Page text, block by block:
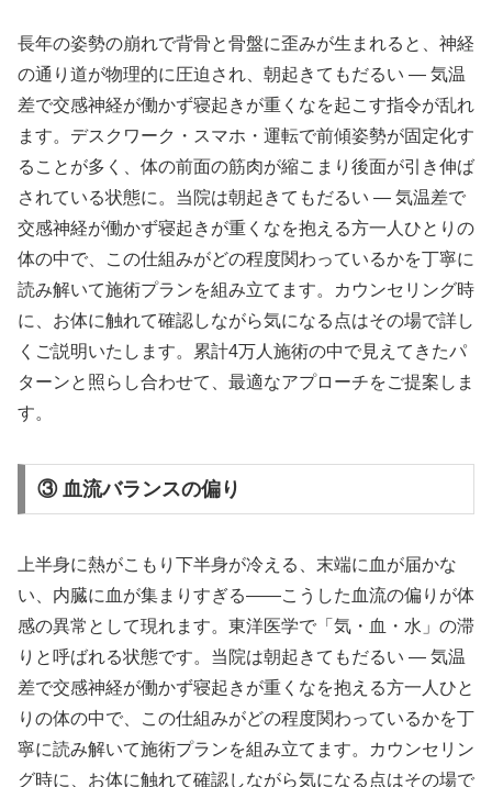
長年の姿勢の崩れで背骨と骨盤に歪みが生まれると、神経
の通り道が物理的に圧迫され、朝起きてもだるい ― 気温
差で交感神経が働かず寝起きが重くなを起こす指令が乱れ
ます。デスクワーク・スマホ・運転で前傾姿勢が固定化す
ることが多く、体の前面の筋肉が縮こまり後面が引き伸ば
されている状態に。当院は朝起きてもだるい ― 気温差で
交感神経が働かず寝起きが重くなを抱える方一人ひとりの
体の中で、この仕組みがどの程度関わっているかを丁寧に
読み解いて施術プランを組み立てます。カウンセリング時
に、お体に触れて確認しながら気になる点はその場で詳し
くご説明いたします。累計4万人施術の中で見えてきたパ
ターンと照らし合わせて、最適なアプローチをご提案しま
す。
③ 血流バランスの偏り
上半身に熱がこもり下半身が冷える、末端に血が届かな
い、内臓に血が集まりすぎる——こうした血流の偏りが体
感の異常として現れます。東洋医学で「気・血・水」の滞
りと呼ばれる状態です。当院は朝起きてもだるい ― 気温
差で交感神経が働かず寝起きが重くなを抱える方一人ひと
りの体の中で、この仕組みがどの程度関わっているかを丁
寧に読み解いて施術プランを組み立てます。カウンセリン
グ時に、お体に触れて確認しながら気になる点はその場で